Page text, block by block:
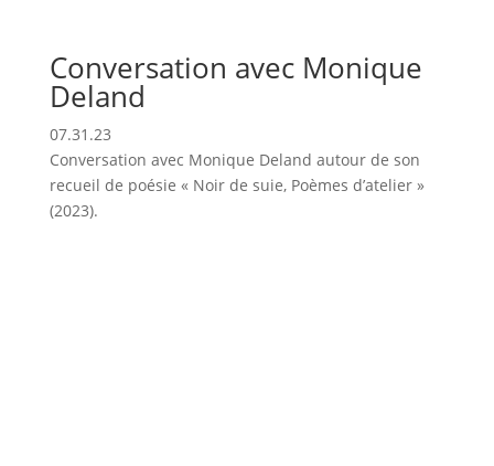
Conversation avec Monique
Deland
07.31.23
Conversation avec Monique Deland autour de son
recueil de poésie « Noir de suie, Poèmes d’atelier »
(2023).